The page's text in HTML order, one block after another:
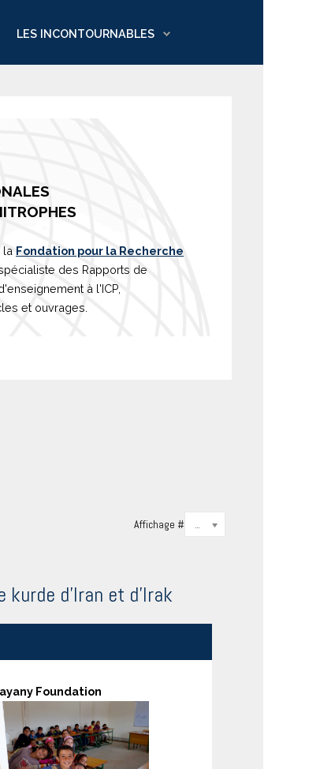
LES INCONTOURNABLES
la Fondation pour la Recherche
spécialiste des Rapports de
enseignement à l'ICP,
et ouvrages.
Affichage # 20
kurde d'Iran et d'Irak
Foundation